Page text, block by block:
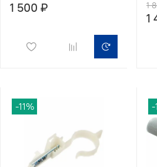
1 500 ₽
1
1
-11% -